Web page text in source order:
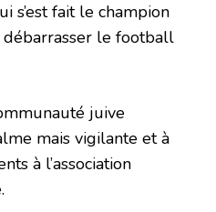
s’est fait le champion
débarrasser le football
juive
mais vigilante et à
à l’association